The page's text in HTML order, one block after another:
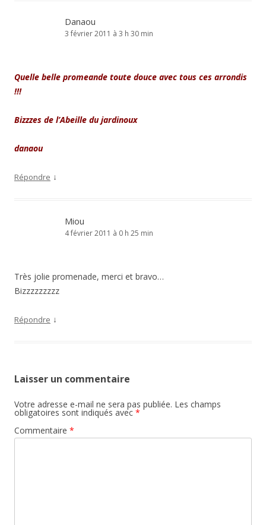
Danaou
3 février 2011 à 3 h 30 min
Quelle belle promeande toute douce avec tous ces arrondis
!!!
Bizzzes de l’Abeille du jardinoux
danaou
Répondre ↓
Miou
4 février 2011 à 0 h 25 min
Très jolie promenade, merci et bravo…
Bizzzzzzzzz
Répondre ↓
Laisser un commentaire
Votre adresse e-mail ne sera pas publiée. Les champs
obligatoires sont indiqués avec *
Commentaire *